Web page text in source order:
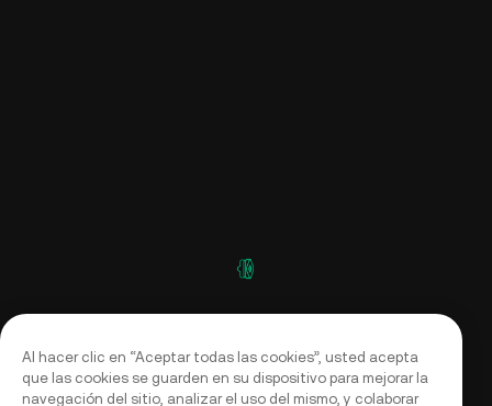
Al hacer clic en “Aceptar todas las cookies”, usted acepta
que las cookies se guarden en su dispositivo para mejorar la
navegación del sitio, analizar el uso del mismo, y colaborar